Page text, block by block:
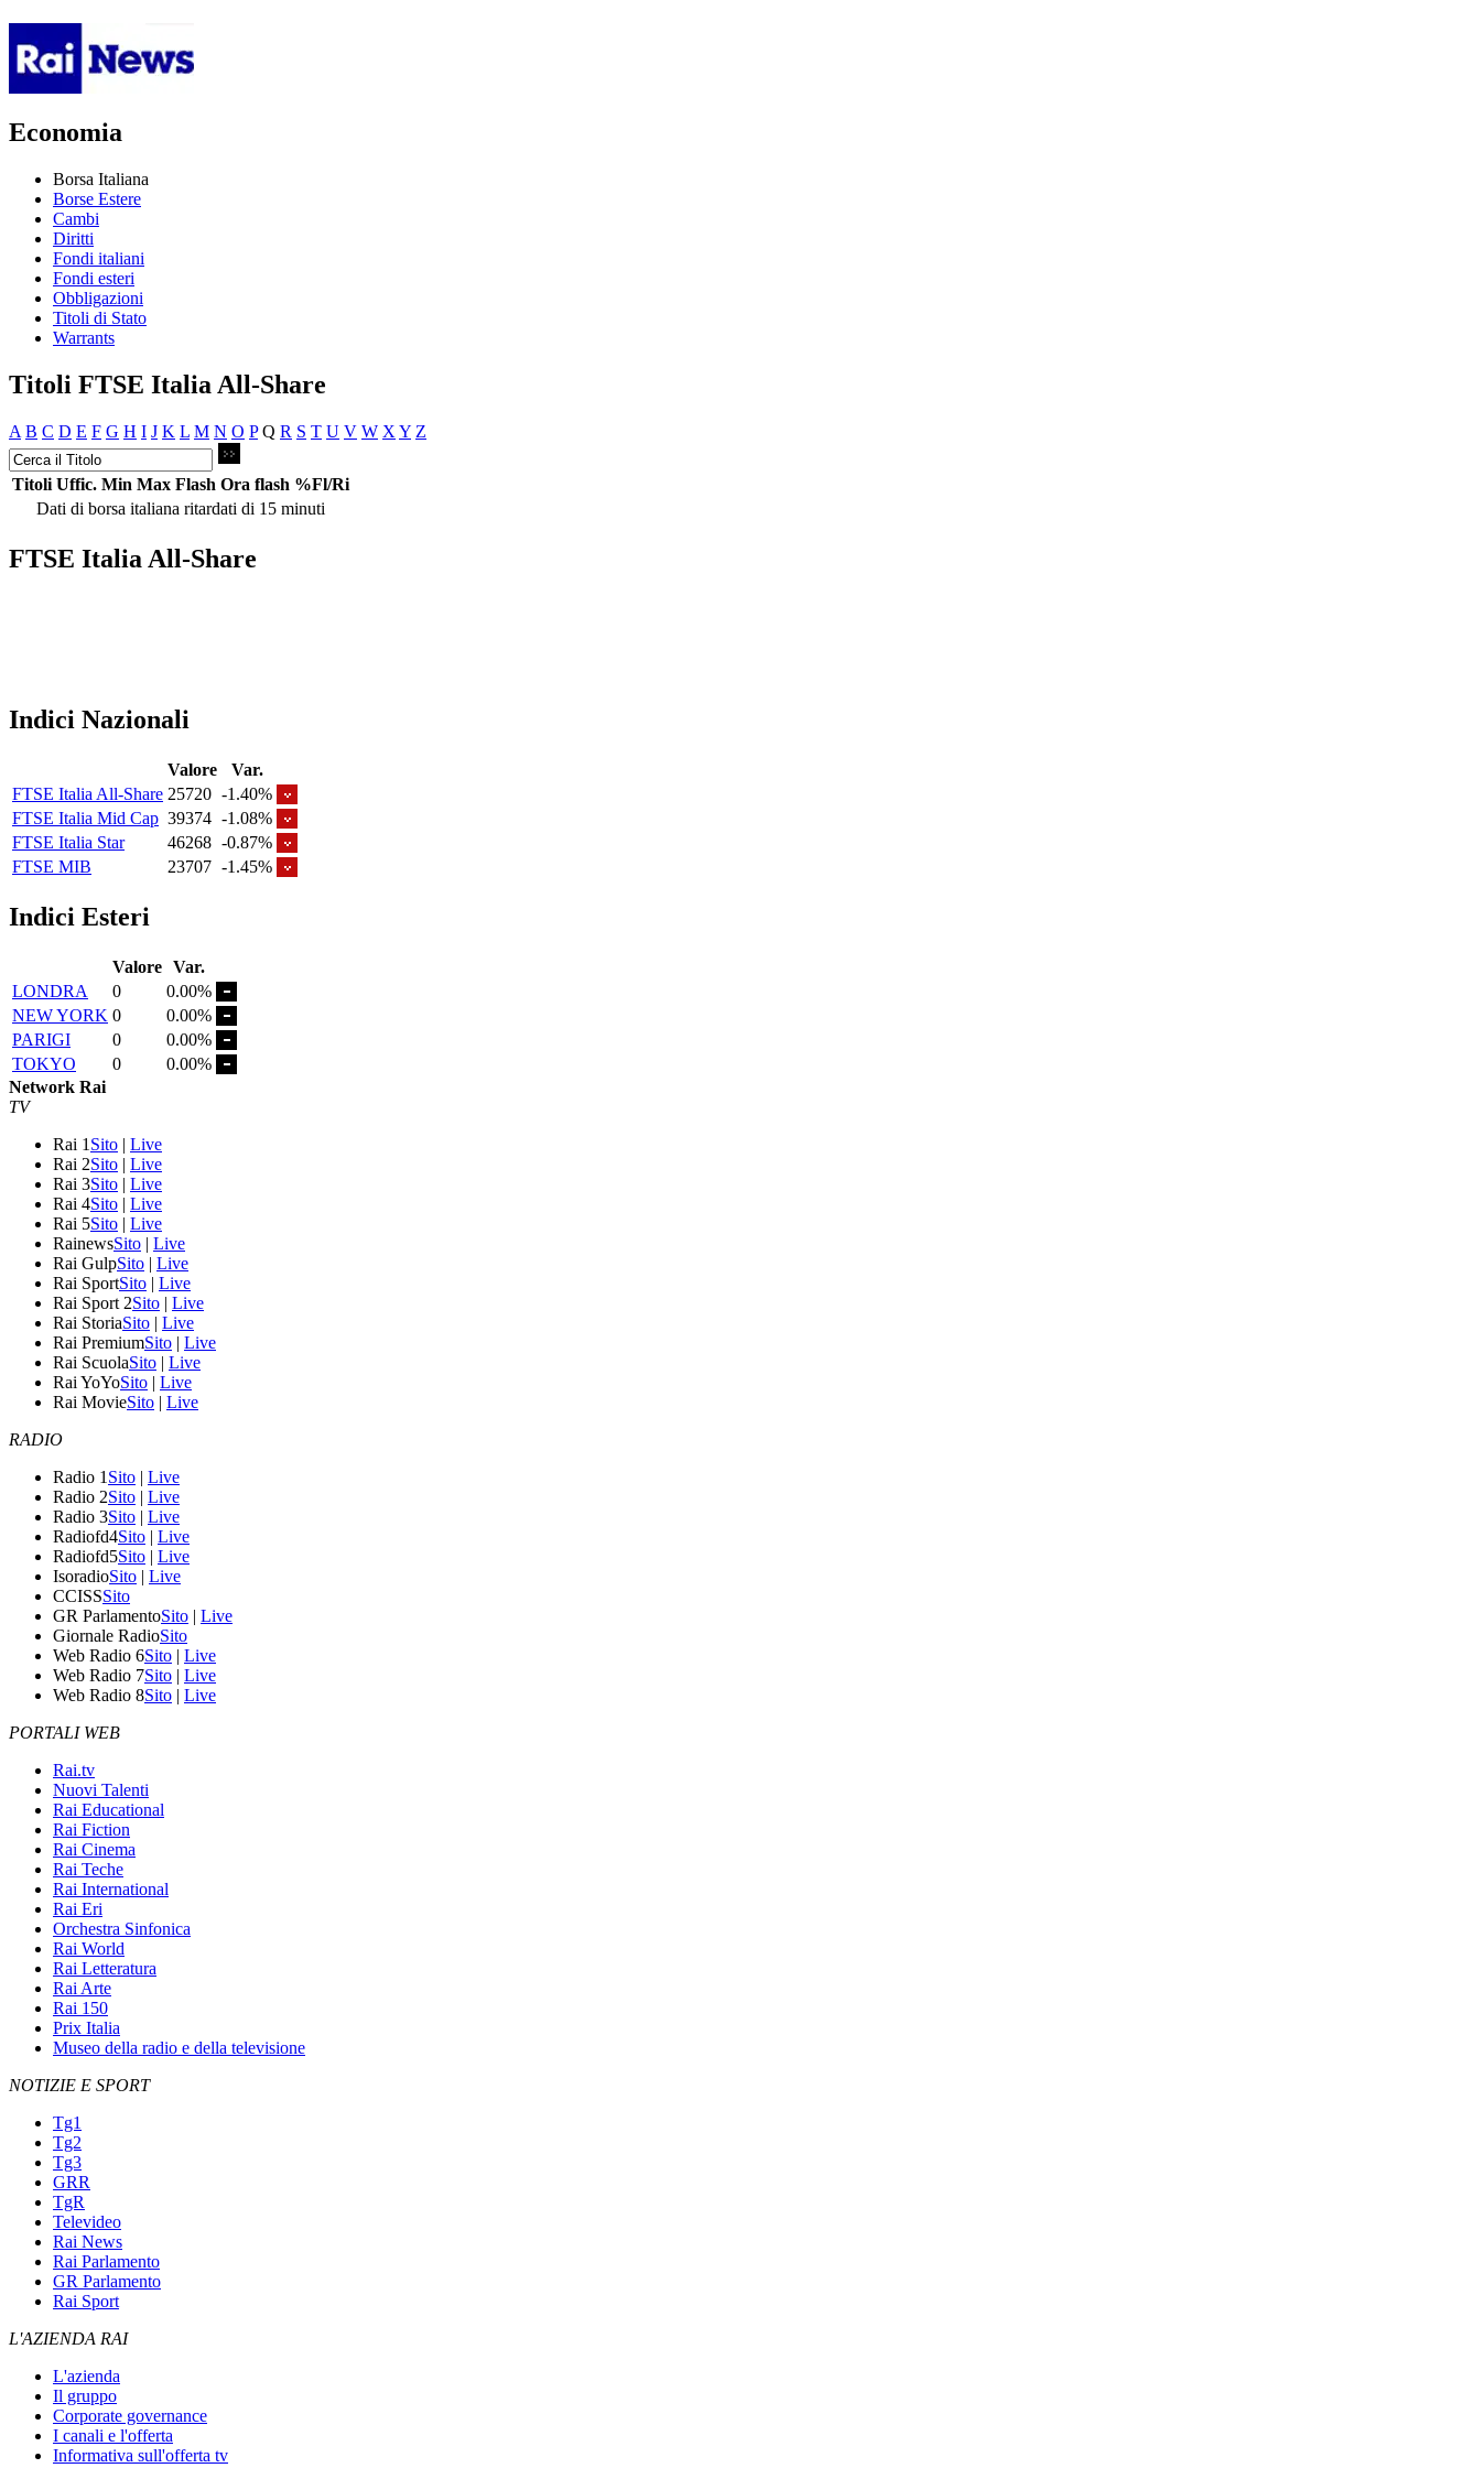
Economia
Borsa Italiana
Borse Estere
Cambi
Diritti
Fondi italiani
Fondi esteri
Obbligazioni
Titoli di Stato
Warrants
Titoli FTSE Italia All-Share
A B C D E F G H I J K L M N O P Q R S T U V W X Y Z
Titoli Uffic. Min Max Flash Ora flash %Fl/Ri
Dati di borsa italiana ritardati di 15 minuti
FTSE Italia All-Share
Indici Nazionali
Valore
Var.
FTSE Italia All-Share 25720 -1.40%
FTSE Italia Mid Cap 39374 -1.08%
FTSE Italia Star
46268 -0.87%
FTSE MIB
23707 -1.45%
Indici Esteri
Valore Var.
LONDRA
0
0.00%
NEW YORK 0
0.00%
PARIGI
0
0.00%
TOKYO
0
0.00%
Network Rai
TV
Rai 1 Sito | Live
Rai 2Sito | Live
Rai 3Sito | Live
Rai 4Sito | Live
Rai 5Sito | Live
RainewsSito | Live
Rai GulpSito | Live
Rai SportSito | Live
Rai Sport 2Sito | Live
Rai StoriaSito | Live
Rai PremiumSito | Live
Rai ScuolaSito | Live
Rai YoYoSito | Live
Rai MovieSito | Live
RADIO
Radio 1 Sito | Live
Radio 2Sito | Live
Radio 3Sito | Live
Radiofd4Sito | Live
Radiofd5Sito | Live
IsoradioSito | Live
CCISSSito
GR ParlamentoSito | Live
Giornale RadioSito
Web Radio 6Sito | Live
Web Radio 7Sito | Live
Web Radio 8Sito | Live
PORTALI WEB
Rai.tv
Nuovi Talenti
Rai Educational
Rai Fiction
Rai Cinema
Rai Teche
Rai International
Rai Eri
Orchestra Sinfonica
Rai World
Rai Letteratura
Rai Arte
Rai 150
Prix Italia
Museo della radio e della televisione
NOTIZIE E SPORT
Tg1
Tg2
Tg3
GRR
TgR
Televideo
Rai News
Rai Parlamento
GR Parlamento
Rai Sport
L'AZIENDA RAI
L'azienda
Il gruppo
Corporate governance
I canali e l'offerta
Informativa sull'offerta tv